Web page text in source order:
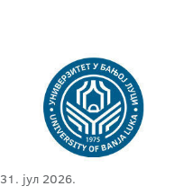
31. јул 2026.